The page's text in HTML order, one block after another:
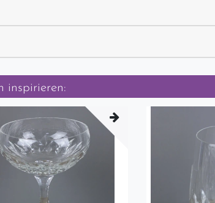
inspirieren: